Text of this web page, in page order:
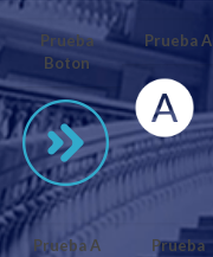
Prueba
Boton
Prueba A
Prueba A
Prueba